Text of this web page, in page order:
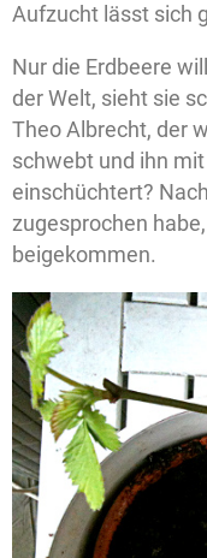
Aufzucht lässt sich
Nur die Erdbeere
der Welt, sieht sie
Theo Albrecht, der
schwebt und ihn
einschüchtert?
zugesprochen
beigekommen.